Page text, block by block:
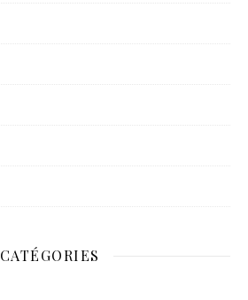
CATÉGORIES